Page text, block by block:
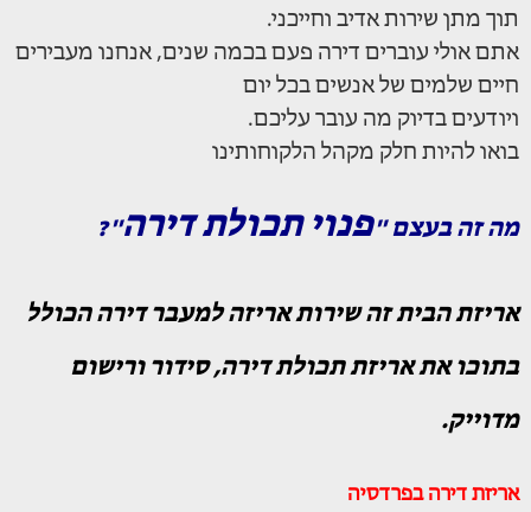
תוך מתן שירות אדיב וחייכני.
אתם אולי עוברים דירה פעם בכמה שנים, אנחנו מעבירים
חיים שלמים של אנשים בכל יום
ויודעים בדיוק מה עובר עליכם.
בואו להיות חלק מקהל הלקוחותינו
מה זה בעצם "פנוי תכולת דירה"?
אריזת הבית זה שירות אריזה למעבר דירה הכולל
בתוכו את אריזת תכולת דירה, סידור ורישום
מדוייק.
אריזת דירה בפרדסיה